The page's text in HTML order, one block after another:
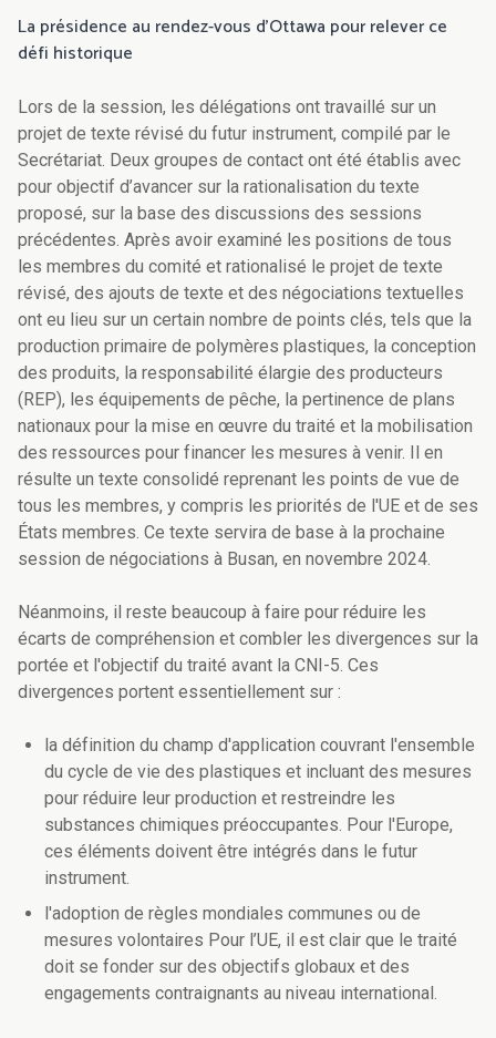
La présidence au rendez-vous d’Ottawa pour relever ce
défi historique
Lors de la session, les délégations ont travaillé sur un
projet de texte révisé du futur instrument, compilé par le
Secrétariat. Deux groupes de contact ont été établis avec
pour objectif d’avancer sur la rationalisation du texte
proposé, sur la base des discussions des sessions
précédentes. Après avoir examiné les positions de tous
les membres du comité et rationalisé le projet de texte
révisé, des ajouts de texte et des négociations textuelles
ont eu lieu sur un certain nombre de points clés, tels que la
production primaire de polymères plastiques, la conception
des produits, la responsabilité élargie des producteurs
(REP), les équipements de pêche, la pertinence de plans
nationaux pour la mise en œuvre du traité et la mobilisation
des ressources pour financer les mesures à venir. Il en
résulte un texte consolidé reprenant les points de vue de
tous les membres, y compris les priorités de l'UE et de ses
États membres. Ce texte servira de base à la prochaine
session de négociations à Busan, en novembre 2024.
Néanmoins, il reste beaucoup à faire pour réduire les
écarts de compréhension et combler les divergences sur la
portée et l'objectif du traité avant la CNI-5. Ces
divergences portent essentiellement sur :
la définition du champ d'application couvrant l'ensemble
du cycle de vie des plastiques et incluant des mesures
pour réduire leur production et restreindre les
substances chimiques préoccupantes. Pour l'Europe,
ces éléments doivent être intégrés dans le futur
instrument.
l'adoption de règles mondiales communes ou de
mesures volontaires Pour l’UE, il est clair que le traité
doit se fonder sur des objectifs globaux et des
engagements contraignants au niveau international.